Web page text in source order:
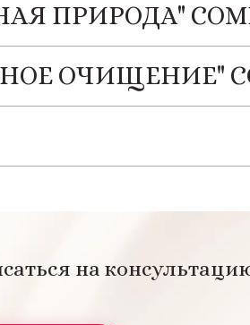
ПРИРОДА"
ОЧИЩЕНИЕ"
на